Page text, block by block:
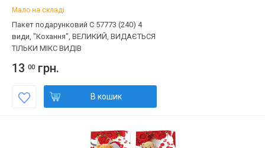
Мало на складі
Пакет подарунковий С 57773 (240) 4
види, "Кохання", ВЕЛИКИЙ, ВИДАЄТЬСЯ
ТІЛЬКИ МІКС ВИДІВ
13 00 грн.
В кошик